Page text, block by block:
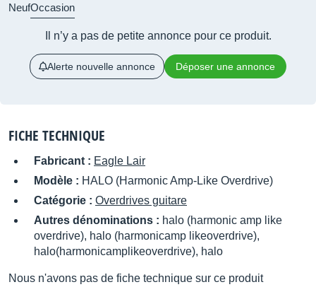
NeufOccasion
Il n’y a pas de petite annonce pour ce produit.
Alerte nouvelle annonce Déposer une annonce
FICHE TECHNIQUE
Fabricant : Eagle Lair
Modèle : HALO (Harmonic Amp-Like Overdrive)
Catégorie : Overdrives guitare
Autres dénominations : halo (harmonic amp like
overdrive), halo (harmonicamp likeoverdrive),
halo(harmonicamplikeoverdrive), halo
Nous n'avons pas de fiche technique sur ce produit